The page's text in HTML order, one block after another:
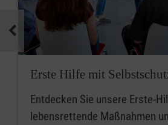
Erste Hilfe mit
Entdecken Sie unsere Erste-
lebensrettende Maßnahmen